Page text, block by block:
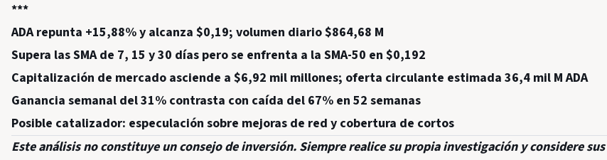
***
ADA repunta +15,88% y alcanza $0,19; volumen diario $864,68 M
Supera las SMA de 7, 15 y 30 días pero se enfrenta a la SMA-50 en $0,192
Capitalización de mercado asciende a $6,92 mil millones; oferta circulante estimada 36,4 mil M ADA
Ganancia semanal del 31% contrasta con caída del 67% en 52 semanas
Posible catalizador: especulación sobre mejoras de red y cobertura de cortos
Este análisis no constituye un consejo de inversión. Siempre realice su propia investigación y considere sus